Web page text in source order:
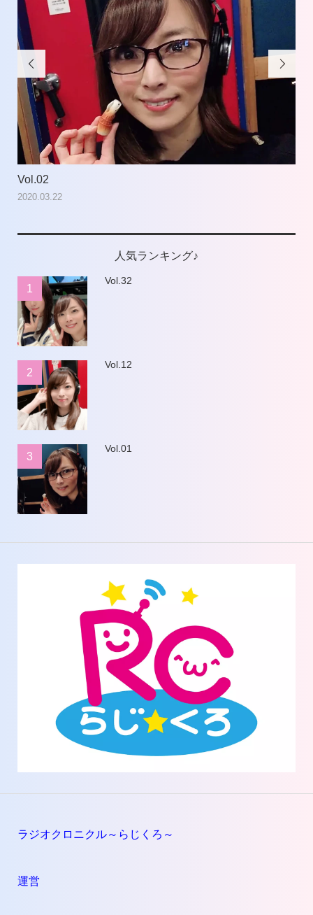

Vol.02
2020.03.22

人気ランキング♪
1
Vol.32
2
Vol.12
3
Vol.01
ラジオクロニクル～らじくろ～
運営